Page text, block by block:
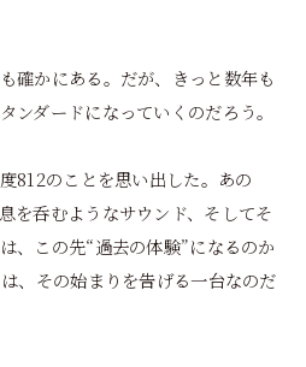
確かにある。だが、きっと数年も
ンダードになっていくのだろう。
812のことを思い出した。あの
を呑むようなサウンド、そしてそ
、この先“過去の体験”になるのか
、その始まりを告げる一台なのだ